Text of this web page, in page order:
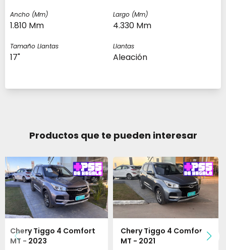
Ancho (mm)
1.810 Mm
Largo (mm)
4.330 Mm
Tamaño Llantas
17"
Llantas
Aleación
Productos que te pueden interesar
Chery Tiggo 4 Comfort
MT - 2023
Chery Tiggo 4 Comfort
MT - 2021